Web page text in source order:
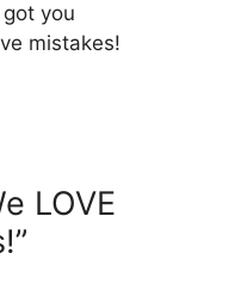
you
mistakes!
LOVE